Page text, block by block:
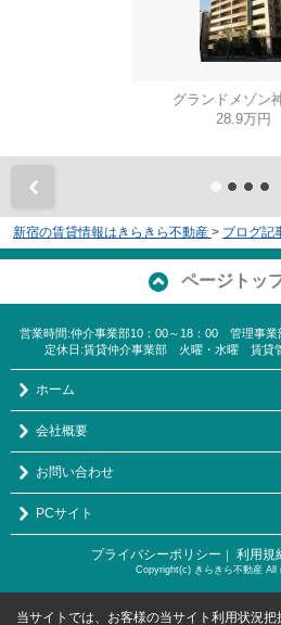
グランドメゾン
28.9万円
新宿の賃貸情報はきらきら不動産 > ブログ記
ページトッ
営業時間:仲介事業部10：00～18：00 管理事
定休日:賃貸仲介事業部 火曜・水曜 賃貸
ホーム
会社概要
お問い合わせ
PCサイト
プライバシーポリシー ｜ 利用規
Copyright(c) きらきら不動産 All
当サイトでは、お客様の当サイト利用状況